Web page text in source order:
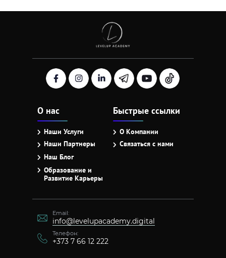
Наши Услуги
Наши Партнеры
О нас
Наш Блог
Образование и
Развитие Карьеры
Связаться с нами
О Компании
+373 7 66 12 222
Телефон:
info@levelupacademy.digital
Email:
Быстрые ссылки